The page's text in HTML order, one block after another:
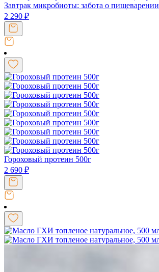
Завтрак микробиоты: забота о пищеварении
2 290 ₽
Гороховый протеин 500г
2 690 ₽